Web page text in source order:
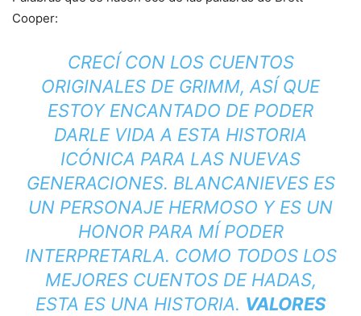
Cooper:
CRECÍ CON LOS CUENTOS
ORIGINALES DE GRIMM, ASÍ QUE
ESTOY ENCANTADO DE PODER
DARLE VIDA A ESTA HISTORIA
ICÓNICA PARA LAS NUEVAS
GENERACIONES. BLANCANIEVES ES
UN PERSONAJE HERMOSO Y ES UN
HONOR PARA MÍ PODER
INTERPRETARLA. COMO TODOS LOS
MEJORES CUENTOS DE HADAS,
ESTA ES UNA HISTORIA. VALORES